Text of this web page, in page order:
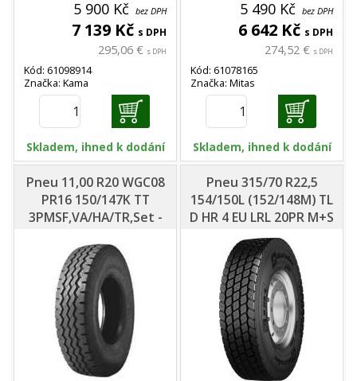
5 900 Kč bez DPH
7 139 Kč s DPH
295,06 € s DPH
Kód: 61098914
Značka: Kama
Skladem, ihned k dodání
5 490 Kč bez DPH
6 642 Kč s DPH
274,52 € s DPH
Kód: 61078165
Značka: Mitas
Skladem, ihned k dodání
Pneu 11,00 R20 WGC08
PR16 150/147K TT
3PMSF,VA/HA/TR,Set -
Pneu 315/70 R22,5
154/150L (152/148M) TL
D HR 4 EU LRL 20PR M+S
3PMSF - Matador